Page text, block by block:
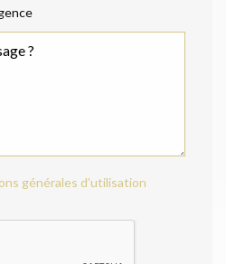
générales d’utilisation